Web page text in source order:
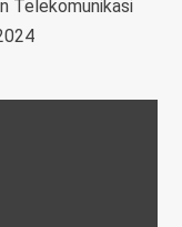
Telekomunikasi